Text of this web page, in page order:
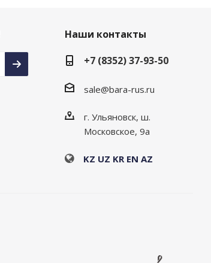
Наши контакты
+7 (8352) 37-93-50
sale@bara-rus.ru
г. Ульяновск, ш.
Московское, 9а
KZ UZ KR EN AZ